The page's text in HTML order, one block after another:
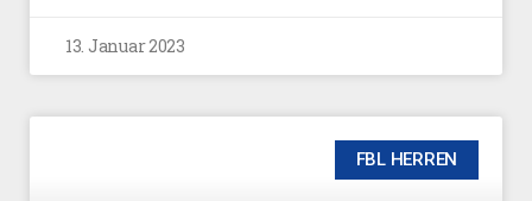
13. Januar 2023
FBL HERREN